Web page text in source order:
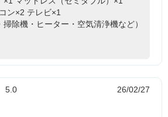
ン×2 テレビ×1
除機・ヒーター・空気清浄機など）
5.0
26/02/27